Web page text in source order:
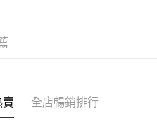
賣 全店暢銷排行